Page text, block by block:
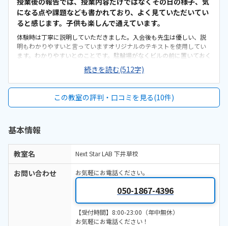
も面白かった！というので、入会しました。すぐに飽きてしまうかと
思いきや、学年が上がった今も楽しみに通っています。2週に一度のベ
ースも合っているようです。特にありません。授業のあとに授業報告
がいただけて、子どもの取り組みの様子がわかり、嬉しく拝読してい
ます。
になる点や課題なども書かれており、よく見ていただいてい
ると感じます。子供も楽しんで通えています。
体験時は丁寧に説明していただきました。入会後も先生は優しい、説
明もわかりやすいと言っていますオリジナルのテキストを使用してい
ます。わかりやすいとのことです。駐輪場がなくビルの前に置いておく
感じです。教室前の道は人通りはそれなりにあり、車はあまり通りま
せん。駅からは近いので電車で通う場合は便利だと思います授業の日
だけビルの一室が教室になるようで、看板もなく最初はどこにあるか
ってちょっと怖かったと言っていました。教室は小さいですが、人数
が少ないので狭いという感じはなく、明るい部屋です。いくつか教室
と思います自分でゲームを作って自分でできるのが楽しい、タイピン
うくらい楽しく通っています。土曜午前のみではありますが、振替が
柔軟にできるのでありがたいです（入会前の説明では、行くのを忘れ
た時でも振り替え可能とのことでした）特になし毎回LINEで授業の報
告をしていただけますが、文字のみなので、完成した作品の写真等が
続きを読む(512字)
この教室の評判・口コミを見る(10件)
基本情報
教室名 Next Star LAB 下井草校
お問い合わせ お気軽にお電話ください。
050-1867-4396
【受付時間】8:00-23:00（年中無休）
お気軽にお電話ください！